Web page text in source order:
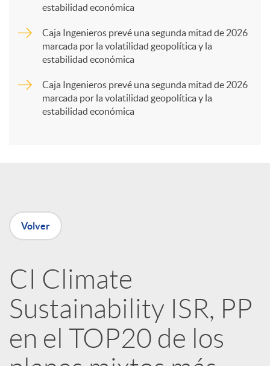
n
e
d
estabilidad económica
Caja Ingenieros prevé una segunda mitad de 2026
marcada por la volatilidad geopolítica y la
estabilidad económica
Caja Ingenieros prevé una segunda mitad de 2026
marcada por la volatilidad geopolítica y la
estabilidad económica
Volver
CI Climate
Sustainability ISR, PP
en el TOP20 de los